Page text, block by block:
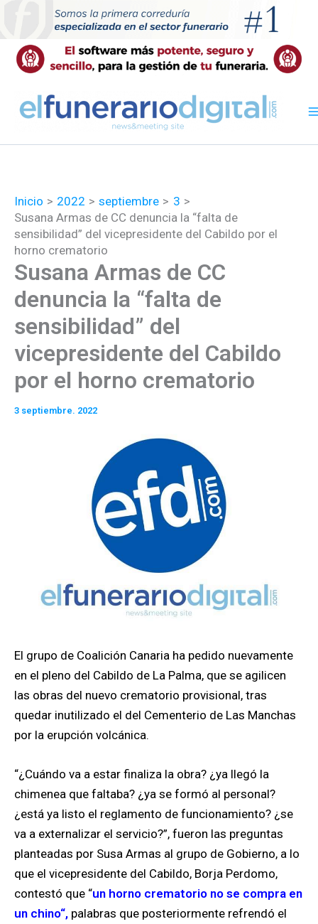
contenido
Inicio 2022 septiembre
3
Susana Armas de CC denuncia la “falta de
sensibilidad” del vicepresidente del Cabildo por el
horno crematorio
Susana Armas de CC
denuncia la “falta de
sensibilidad” del
vicepresidente del Cabildo
por el horno crematorio
3 septiembre. 2022
El grupo de Coalición Canaria ha pedido nuevamente
en el pleno del Cabildo de La Palma, que se agilicen
las obras del nuevo crematorio provisional, tras
quedar inutilizado el del Cementerio de Las Manchas
por la erupción volcánica.
“¿Cuándo va a estar finaliza la obra? ¿ya llegó la
chimenea que faltaba? ¿ya se formó al personal?
¿está ya listo el reglamento de funcionamiento? ¿se
va a externalizar el servicio?”, fueron las preguntas
planteadas por Susa Armas al grupo de Gobierno, a lo
que el vicepresidente del Cabildo, Borja Perdomo,
contestó que “un horno crematorio no se compra en
un chino“, palabras que posteriormente refrendó el